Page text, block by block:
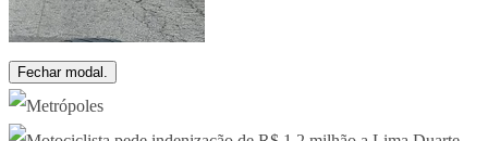
Fechar modal.